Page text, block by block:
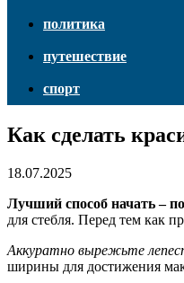
политика
путешествие
спорт
Как сделать
18.07.2025
Лучший способ начать –
для стебля. Перед тем как
Аккуратно вырежьте
ширины для достижения